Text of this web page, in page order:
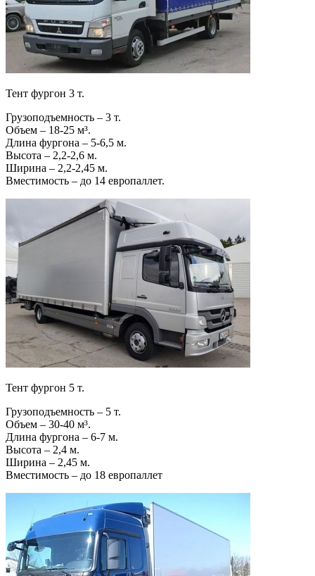
Тент фургон 3 т.
Грузоподъемность – 3 т.
Объем – 18-25 м³.
Длина фургона – 5-6,5 м.
Высота – 2,2-2,6 м.
Ширина – 2,2-2,45 м.
Вместимость – до 14 европаллет.
Тент фургон 5 т.
Грузоподъемность – 5 т.
Объем – 30-40 м³.
Длина фургона – 6-7 м.
Высота – 2,4 м.
Ширина – 2,45 м.
Вместимость – до 18 европаллет